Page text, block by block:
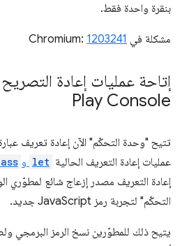
بنقرة واحدة فقط.
مشكلة في Chromium: 1203241
إتاحة عمليات إعادة
Play Console
تتيح "وحدة التحكّم" الآن إعادة تعريف
عمليات إعادة التعريف الحالية let و
إعادة التعريف مصدر إزعاج شائع
التحكّم" لتجربة رمز JavaScript جديد.
يتيح ذلك للمطوّرين نسخ الرمز البرمجي